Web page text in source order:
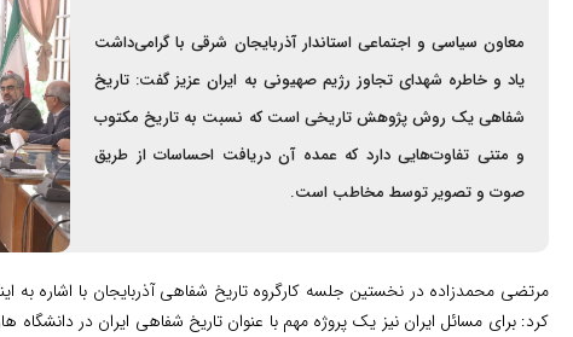
معاون سیاسی و اجتماعی استاندار آذربایجان شرقی با گرامی‌داشت
یاد و خاطره شهدای تجاوز رژیم صهیونی به ایران عزیز گفت: تاریخ
شفاهی یک روش پژوهش تاریخی است که نسبت به تاریخ مکتوب
و متنی تفاوت‌هایی دارد که عمده آن دریافت احساسات از طریق
صوت و تصویر توسط مخاطب است.
مرتضی محمدزاده در نخستین جلسه کارگروه تاریخ شفاهی آذربایجان با اشاره
کرد: برای مسائل ایران نیز یک پروژه مهم با عنوان تاریخ شفاهی ایران در